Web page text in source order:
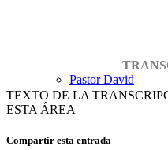
Pastor David
TEXTO DE LA
ESTA ÁREA
Compartir esta entrada